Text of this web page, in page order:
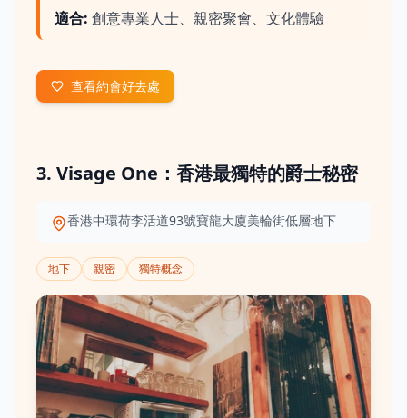
適合: 創意專業人士、親密聚會、文化體驗
查看約會好去處
3. Visage One：香港最獨特的爵士秘密
香港中環荷李活道93號寶龍大廈美輪街低層地下
地下 親密 獨特概念